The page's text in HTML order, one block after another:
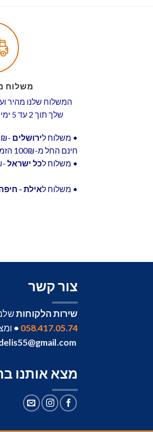
משלוח
המשלוח שלנו מהיר
שלך תוך 2 עד 5 ימי עבודה בהתאם למקום:
• משלוח לירושלים -32₪,
חינם החל מ-100₪ הזמנה.
• משלוח לכל ישראל -55₪,
• משלוח לאילת -
צור קשר
שירות הלקוחות
058.417.05.74
•
מצא אותנו